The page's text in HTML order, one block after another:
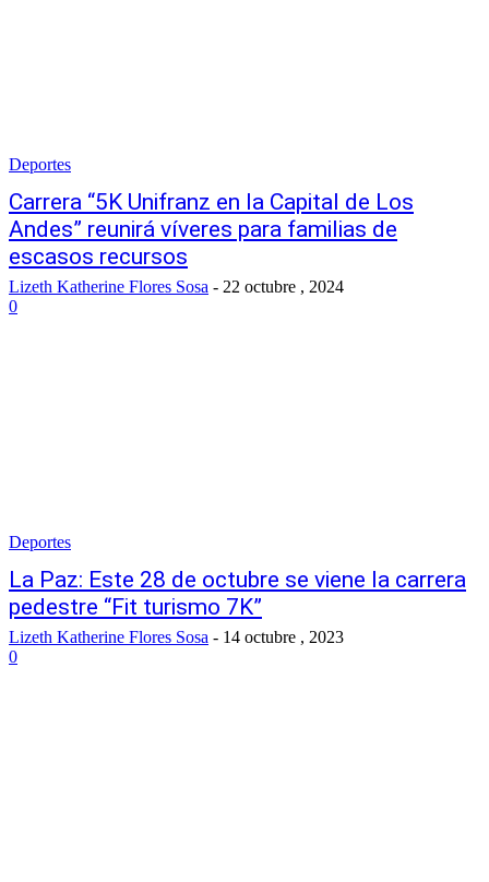
Deportes
Carrera “5K Unifranz en la Capital de Los
Andes” reunirá víveres para familias de
escasos recursos
Lizeth Katherine Flores Sosa - 22 octubre , 2024
0
Deportes
La Paz: Este 28 de octubre se viene la carrera
pedestre “Fit turismo 7K”
Lizeth Katherine Flores Sosa - 14 octubre , 2023
0